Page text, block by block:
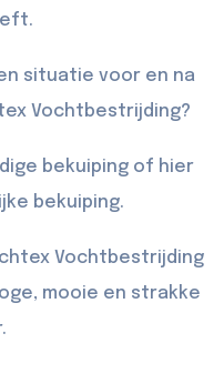
situatie voor en na
Vochtbestrijding?
bekuiping of hier
bekuiping.
Vochtbestrijding
mooie en strakke